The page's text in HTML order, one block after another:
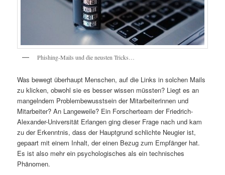
Phishing-Mails und die neusten Tricks…
Was bewegt überhaupt Menschen, auf die Links in solchen Mails
zu klicken, obwohl sie es besser wissen müssten? Liegt es an
mangelndem Problembewusstsein der Mitarbeiterinnen und
Mitarbeiter? An Langeweile? Ein Forscherteam der Friedrich-
Alexander-Universität Erlangen ging dieser Frage nach und kam
zu der Erkenntnis, dass der Hauptgrund schlichte Neugier ist,
gepaart mit einem Inhalt, der einen Bezug zum Empfänger hat.
Es ist also mehr ein psychologisches als ein technisches
Phänomen.